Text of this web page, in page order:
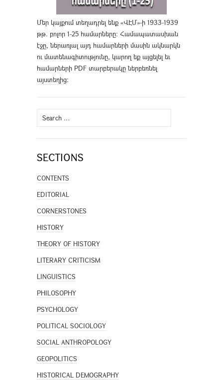
Մեր կայքում տեղադրել ենք «ՎԷՄ»-ի 1933-1939
թթ. բոլոր 1-25 համարները։ Համապատասխան
էջը, ներառյալ այդ համարների մասին ակնարկն
ու մատենագիտությունը, կարող եք այցելել եւ
համարների PDF տարբերակը ներբեռնել
այստեղից։
Search
for:
SECTIONS
CONTENTS
EDITORIAL
CORNERSTONES
HISTORY
THEORY OF HISTORY
LITERARY CRITICISM
LINGUISTICS
PHILOSOPHY
PSYCHOLOGY
POLITICAL SOCIOLOGY
SOCIAL ANTHROPOLOGY
GEOPOLITICS
HISTORICAL DEMOGRAPHY